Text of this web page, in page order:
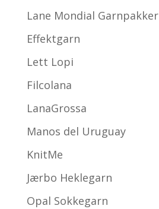
Lane Mondial Garnpakker
Effektgarn
Lett Lopi
Filcolana
LanaGrossa
Manos del Uruguay
KnitMe
Jærbo Heklegarn
Opal Sokkegarn